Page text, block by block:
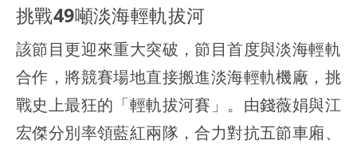
挑戰49噸淡海輕軌拔河
該節目更迎來重大突破，節目首度與淡海輕軌
合作，將競賽場地直接搬進淡海輕軌機廠，挑
戰史上最狂的「輕軌拔河賽」。由錢薇娟與江
宏傑分別率領藍紅兩隊，合力對抗五節車廂、